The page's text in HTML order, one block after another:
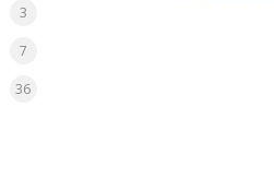
3
7
36